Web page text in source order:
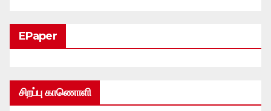
EPaper
சிறப்பு காணொளி